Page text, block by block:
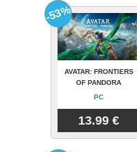
AVATAR: FRONTIERS
OF PANDORA
PC
13.99 €
-53%